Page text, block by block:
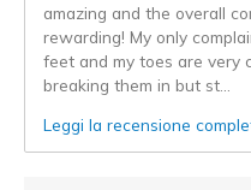
amazing and the overall
rewarding! My only
feet and my toes are very
breaking them in but st
Leggi la recensione